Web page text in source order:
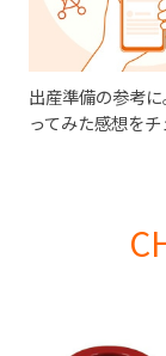
出産準備の参考
ってみた感想をチ